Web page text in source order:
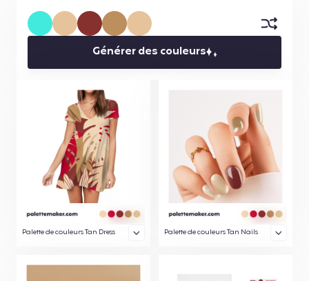
Générer des couleurs
Palette de couleurs Tan Dress Palette de couleurs Tan Nails